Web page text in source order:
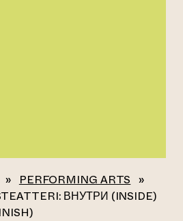
» PERFORMING ARTS »
ВНУТРИ (INSIDE)